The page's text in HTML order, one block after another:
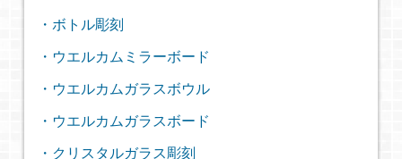
・ボトル彫刻
・ウエルカムミラーボード
・ウエルカムガラスボウル
・ウエルカムガラスボード
・クリスタルガラス彫刻